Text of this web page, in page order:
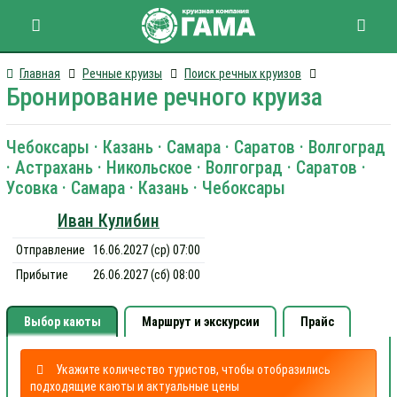
Главная Речные круизы Поиск речных круизов
Бронирование речного круиза
Чебоксары · Казань · Самара · Саратов · Волгоград
· Астрахань · Никольское · Волгоград · Саратов ·
Усовка · Самара · Казань · Чебоксары
Иван Кулибин
Отправление
16.06.2027 (ср) 07:00
Прибытие
26.06.2027 (сб) 08:00
Выбор каюты Маршрут и экскурсии Прайс
Укажите количество туристов, чтобы отобразились
подходящие каюты и актуальные цены